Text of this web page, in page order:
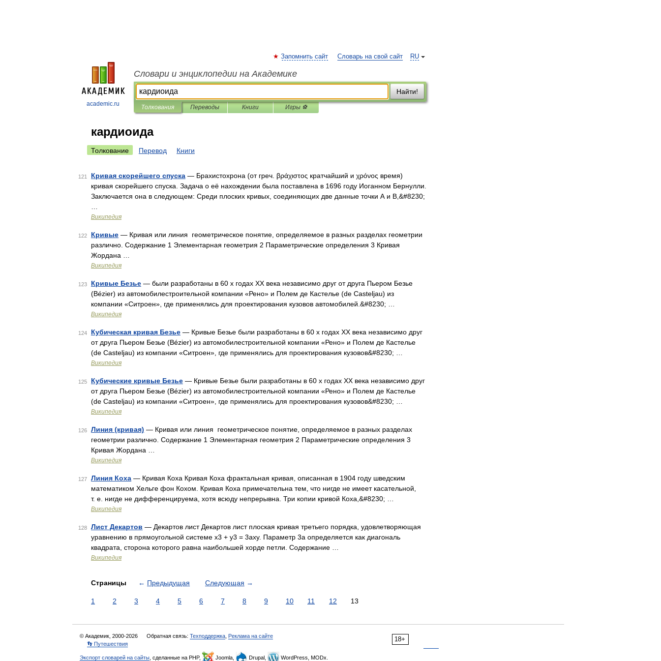
academic.ru
RU
Запомнить сайт Словарь на свой сайт
Словари и энциклопедии на Академике
Найти!
Толкования Переводы Книги Игры ⚽
кардиоида
Толкование Перевод Книги
121 Кривая скорейшего спуска — Брахистохрона (от греч. βράχιστος кратчайший и χρόνος время)
кривая скорейшего спуска. Задача о её нахождении была поставлена в 1696 году Иоганном Бернулли.
Заключается она в следующем: Среди плоских кривых, соединяющих две данные точки А и В,&#8230;
Википедия
122 Кривые — Кривая или линия геометрическое понятие, определяемое в разных разделах геометрии
различно. Содержание 1 Элементарная геометрия 2 Параметрические определения 3 Кривая
Жордана …
Википедия
123 Кривые Безье — были разработаны в 60 х годах XX века независимо друг от друга Пьером Безье
(Bézier) из автомобилестроительной компании «Рено» и Полем де Кастелье (de Casteljau) из
компании «Ситроен», где применялись для проектирования кузовов автомобилей.&#8230; …
Википедия
124 Кубическая кривая Безье — Кривые Безье были разработаны в 60 х годах XX века независимо друг
от друга Пьером Безье (Bézier) из автомобилестроительной компании «Рено» и Полем де Кастелье
(de Casteljau) из компании «Ситроен», где применялись для проектирования кузовов&#8230; …
Википедия
125 Кубические кривые Безье — Кривые Безье были разработаны в 60 х годах XX века независимо друг
от друга Пьером Безье (Bézier) из автомобилестроительной компании «Рено» и Полем де Кастелье
(de Casteljau) из компании «Ситроен», где применялись для проектирования кузовов&#8230; …
Википедия
126 Линия (кривая) — Кривая или линия геометрическое понятие, определяемое в разных разделах
геометрии различно. Содержание 1 Элементарная геометрия 2 Параметрические определения 3
Кривая Жордана …
Википедия
127 Линия Коха — Кривая Коха Кривая Коха фрактальная кривая, описанная в 1904 году шведским
математиком Хельге фон Кохом. Кривая Коха примечательна тем, что нигде не имеет касательной,
т. е. нигде не дифференцируема, хотя всюду непрерывна. Три копии кривой Коха,&#8230; …
Википедия
128 Лист Декартов — Декартов лист Декартов лист плоская кривая третьего порядка, удовлетворяющая
уравнению в прямоугольной системе x3 + y3 = 3axy. Параметр 3a определяется как диагональ
квадрата, сторона которого равна наибольшей хорде петли. Содержание …
Википедия
Страницы ← Предыдущая Следующая →
1 2 3 4 5 6 7 8 9 10 11 12 13
18+
© Академик, 2000-2026 Обратная связь: Техподдержка Реклама на сайте
👣 Путешествия
Экспорт словарей на сайты , сделанные на PHP, Joomla, Drupal, WordPress, MODx.